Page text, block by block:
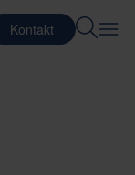
Kontakt